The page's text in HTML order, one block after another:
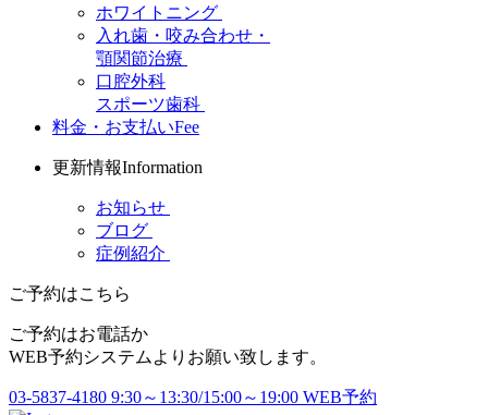
ホワイトニング
入れ歯・咬み合わせ・
顎関節治療
口腔外科
スポーツ歯科
料金・お支払いFee
更新情報Information
お知らせ
ブログ
症例紹介
ご予約はこちら
ご予約はお電話か
WEB予約システムよりお願い致します。
03-5837-4180 9:30～13:30/15:00～19:00 WEB予約